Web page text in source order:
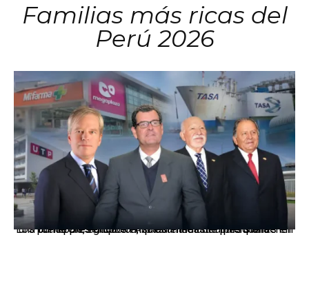
Familias más ricas del
Perú 2026
Los principales grupos empresariales del país mantienen una fuerte presencia en Áncash mediante inversiones en comercio, educación, salud e industria pesquera.